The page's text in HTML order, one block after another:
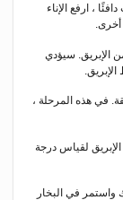
، ارفع الإناء
أخرى.
الإبريق. سيؤدي
في هذه المرحلة ،
لقياس درجة
واستمر في البخار